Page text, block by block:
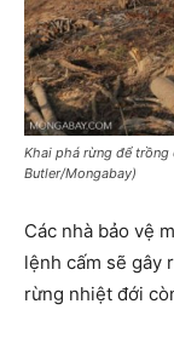
Khai phá rừng để trồng
Butler/Mongabay)
Các nhà bảo vệ
lệnh cấm sẽ gây
rừng nhiệt đới